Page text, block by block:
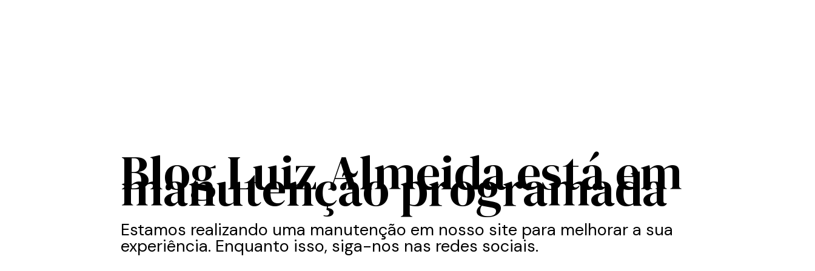
Blog Luiz Almeida está em
manutenção programada
Estamos realizando uma manutenção em nosso site para melhorar a sua
experiência. Enquanto isso, siga-nos nas redes sociais.